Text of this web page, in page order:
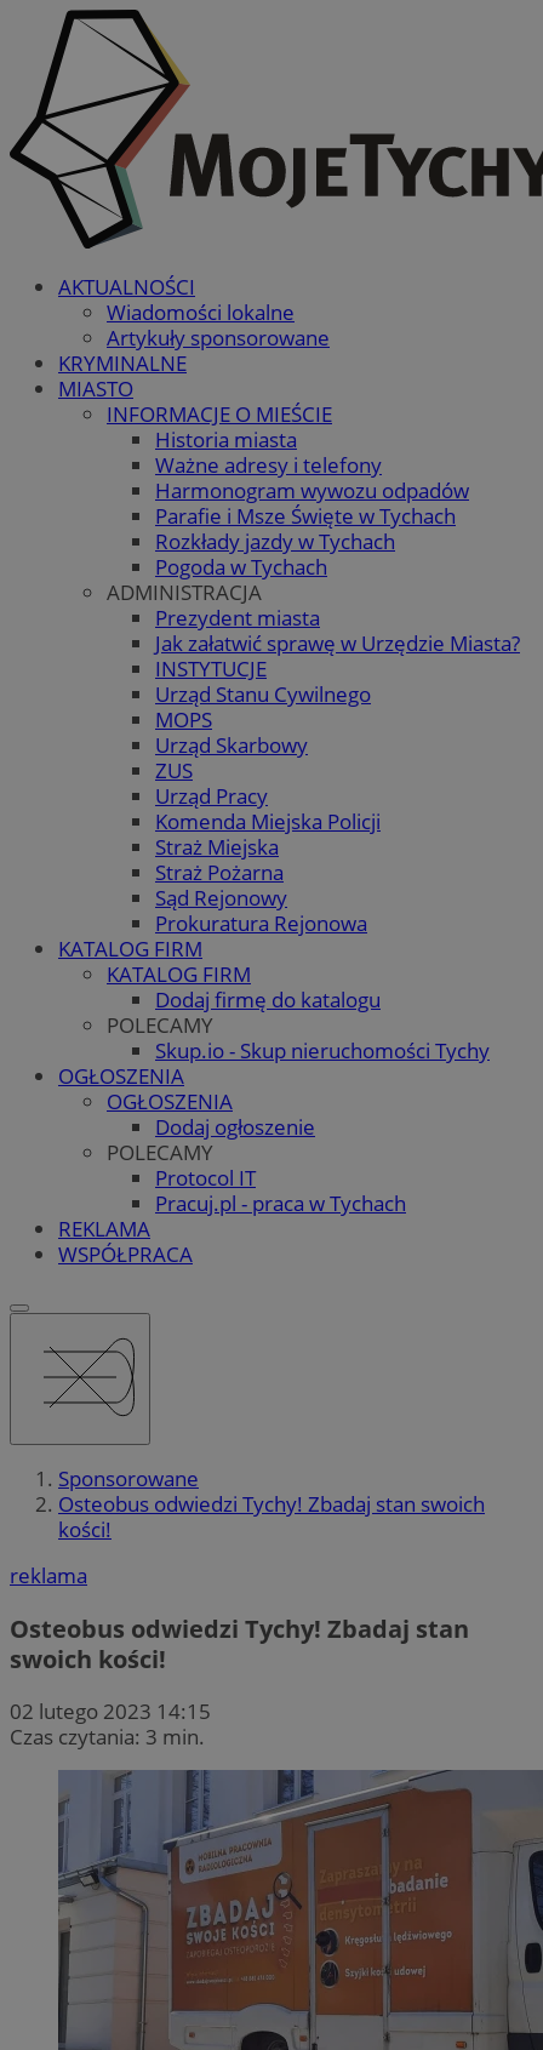
AKTUALNOŚCI
Wiadomości lokalne
Artykuły sponsorowane
KRYMINALNE
MIASTO
INFORMACJE O MIEŚCIE
Historia miasta
Ważne adresy i telefony
Harmonogram wywozu odpadów
Parafie i Msze Święte w Tychach
Rozkłady jazdy w Tychach
Pogoda w Tychach
ADMINISTRACJA
Prezydent miasta
Jak załatwić sprawę w Urzędzie Miasta?
INSTYTUCJE
Urząd Stanu Cywilnego
MOPS
Urząd Skarbowy
ZUS
Urząd Pracy
Komenda Miejska Policji
Straż Miejska
Straż Pożarna
Sąd Rejonowy
Prokuratura Rejonowa
KATALOG FIRM
KATALOG FIRM
Dodaj firmę do katalogu
POLECAMY
Skup.io - Skup nieruchomości Tychy
OGŁOSZENIA
OGŁOSZENIA
Dodaj ogłoszenie
POLECAMY
Protocol IT
Pracuj.pl - praca w Tychach
REKLAMA
WSPÓŁPRACA
Sponsorowane
Osteobus odwiedzi Tychy! Zbadaj stan swoich
kości!
reklama
Osteobus odwiedzi Tychy! Zbadaj stan
swoich kości!
02 lutego 2023 14:15
Czas czytania: 3 min.